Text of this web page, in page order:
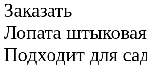
Заказать
Лопата
Подходит для